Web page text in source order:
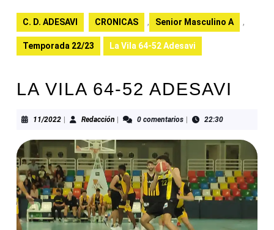
C. D. ADESAVI CRONICAS , Senior Masculino A ,
Temporada 22/23 La Vila 64-52 Adesavi
LA VILA 64-52 ADESAVI
11/202211/2022RedacciónRedacción0 comentarios 22:30